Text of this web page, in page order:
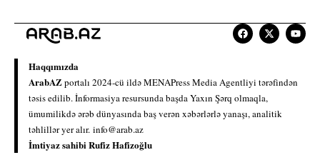
Haqqımızda
ArabAZportalı 2024-cü ildə MENAPress Media Agentliyi tərəfindən
təsis edilib. İnformasiya resursunda başda Yaxın Şərq olmaqla,
ümumilikdə ərəb dünyasında baş verən xəbərlərlə yanaşı, analitik
təhlillər yer alır. info@arab.az
İmtiyaz sahibi Rufiz Hafizoğlu